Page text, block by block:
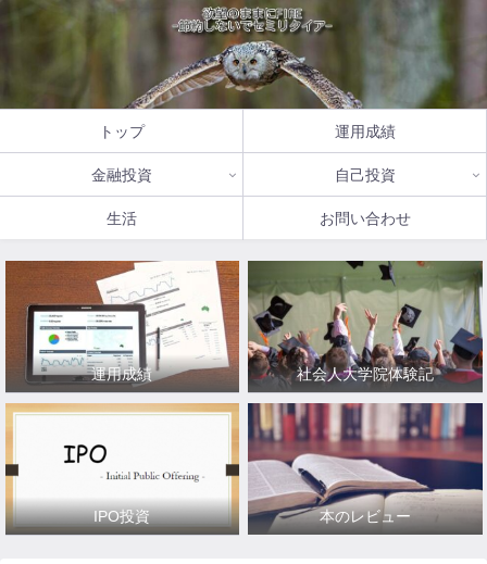
トップ 運用成績
金融投資 自己投資
生活 お問い合わせ
運用成績 社会人大学院体験記
IPO投資 本のレビュー